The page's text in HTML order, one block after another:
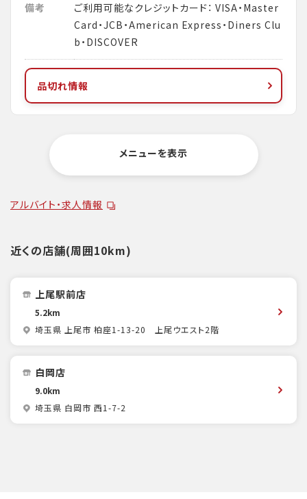
備考
ご利用可能なクレジットカード： VISA・Master
Card・JCB・American Express・Diners Clu
b・DISCOVER
品切れ情報
メニューを表示
アルバイト・求人情報
近くの店舗(周囲10km)
上尾駅前店
5.2km
埼玉県 上尾市 柏座1-13-20 上尾ウエスト2階
白岡店
9.0km
埼玉県 白岡市 西1-7-2